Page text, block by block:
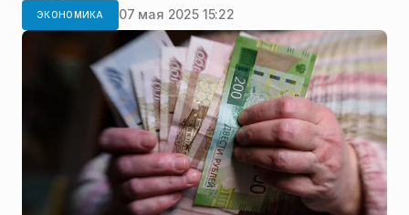
ЭКОНОМИКА 07 мая 2025 15:22